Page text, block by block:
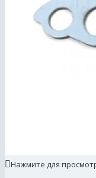
Нажмите для